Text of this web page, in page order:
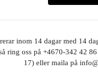
inom 14 dagar med 14
ring oss på +4670-342 42
17) eller maila på